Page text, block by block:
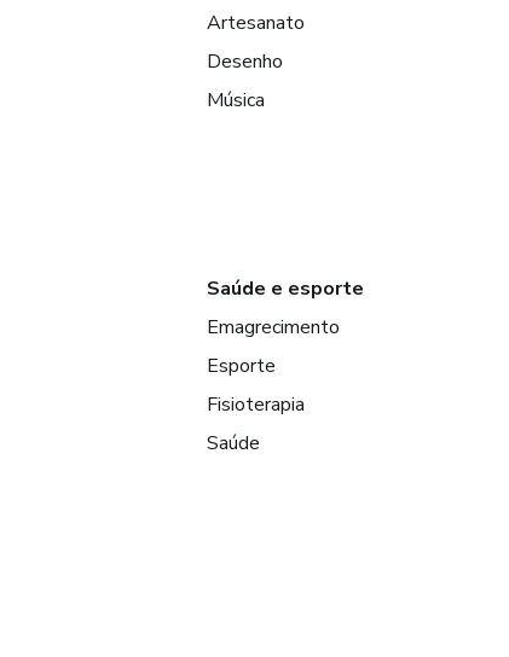
Artesanato
Desenho
Música
Saúde e esporte
Emagrecimento
Esporte
Fisioterapia
Saúde